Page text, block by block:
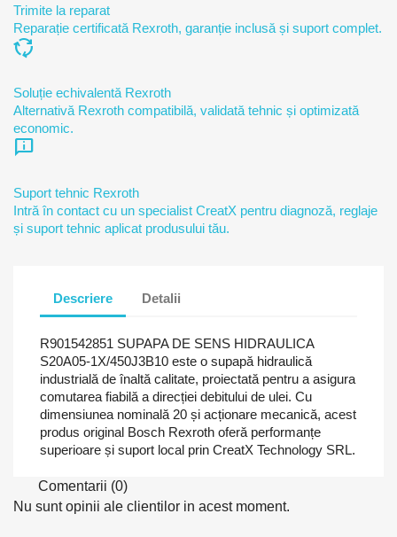
Trimite la reparat
Reparație certificată Rexroth, garanție inclusă și suport complet.
cycle
Soluție echivalentă Rexroth
Alternativă Rexroth compatibilă, validată tehnic și optimizată
economic.
chat_info
Suport tehnic Rexroth
Intră în contact cu un specialist CreatX pentru diagnoză, reglaje
și suport tehnic aplicat produsului tău.
Descriere Detalii
R901542851 SUPAPA DE SENS HIDRAULICA
S20A05-1X/450J3B10 este o supapă hidraulică
industrială de înaltă calitate, proiectată pentru a asigura
comutarea fiabilă a direcției debitului de ulei. Cu
dimensiunea nominală 20 și acționare mecanică, acest
produs original Bosch Rexroth oferă performanțe
superioare și suport local prin CreatX Technology SRL.
Comentarii (0)
Nu sunt opinii ale clientilor in acest moment.